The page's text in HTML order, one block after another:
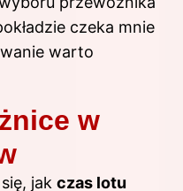
czeka mnie
warto
w
jak czas lotu